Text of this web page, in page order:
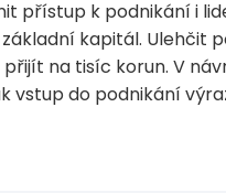
přístup k podnikání i
kapitál. Ulehčit
na tisíc korun. V
do podnikání